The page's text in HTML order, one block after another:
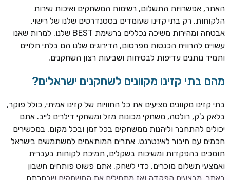
ROYSPINS
MEGAPARI
בונוס קבלת פנים: עד 125% בונוס עד €450 + 250 ספינים חינם
חבילת קבלת פנים: עד 280% בונוס עד €2,200 + 230 ספינים
האתר, אפשרויות התשלום, רשימות המשחקים ואיכות שירות
הלקוחות. רק בתי קזינו שעומדים בסטנדרטים שלנו של רישוי,
אבטחה ומהירות משיכה נכללים ברשימת BEST שלנו. למרות שאנו
עשויים להרוויח הכנסות מפרסום, הדירוגים שלנו הם בלתי תלויים
ותמיד נותנים עדיפות לבטיחות ושביעות רצון השחקנים.
מהם בתי קזינו מקוונים לשחקנים ישראלים?
בתי קזינו מקוונים מציעים את כל החוויות של קזינו אמיתי, כולל פוקר,
בלאק ג'ק, רולטה, משחקי מכונות מזל ומשחקי דילרים לייב. אתם
יכולים להתחבר וליהנות ממשחקים בכל זמן ובכל מקום, במכשירים
חכמים עם חיבור לאינטרנט. אתרים המותאמים למשתמשים בישראל
תומכים בהפקדות ומשיכות בשקלים, תמיכת לקוחות בעברית
ואמצעי תשלום מוכרים. כדי לשחק, אתם פשוט פותחים חשבון